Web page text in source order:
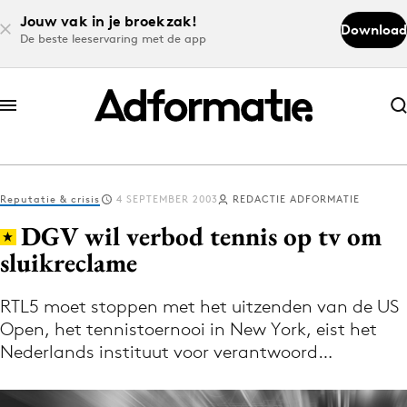
Jouw vak in je broekzak!
De beste leeservaring met de app
Download
Abonneer nu
Abonneer nu
Log in
Volg het laatste nieuws via de Adformatie
Nieuws app
Reputatie & crisis 4 SEPTEMBER 2003 REDACTIE ADFORMATIE
DGV wil verbod tennis op tv om
sluikreclame
RTL5 moet stoppen met het uitzenden van de US
Open, het tennistoernooi in New York, eist het
Nederlands instituut voor verantwoord…